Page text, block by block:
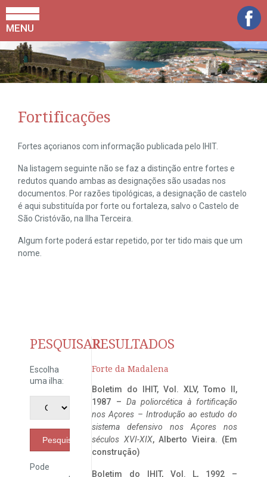
MENU
Fortificações
Fortes açorianos com informação publicada pelo IHIT.
Na listagem seguinte não se faz a distinção entre fortes e
redutos quando ambas as designações são usadas nos
documentos. Por razões tipológicas, a designação de castelo
é aqui substituída por forte ou fortaleza, salvo o Castelo de
São Cristóvão, na Ilha Terceira.
Algum forte poderá estar repetido, por ter tido mais que um
nome.
PESQUISAR
Escolha
uma ilha:
Pesquisar
Pode
RESULTADOS
Forte da Madalena
Boletim do IHIT, Vol. XLV, Tomo II,
1987 – Da poliorcética à fortificação
nos Açores – Introdução ao estudo do
sistema defensivo nos Açores nos
séculos XVI-XIX, Alberto Vieira. (Em
construção)
Boletim do IHIT, Vol. L, 1992 –